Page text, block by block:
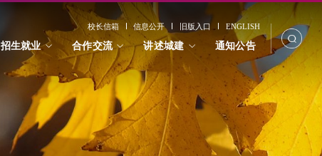
校长信箱 信息公开 旧版入口 ENGLISH
招生就业 合作交流 讲述城建 通知公告